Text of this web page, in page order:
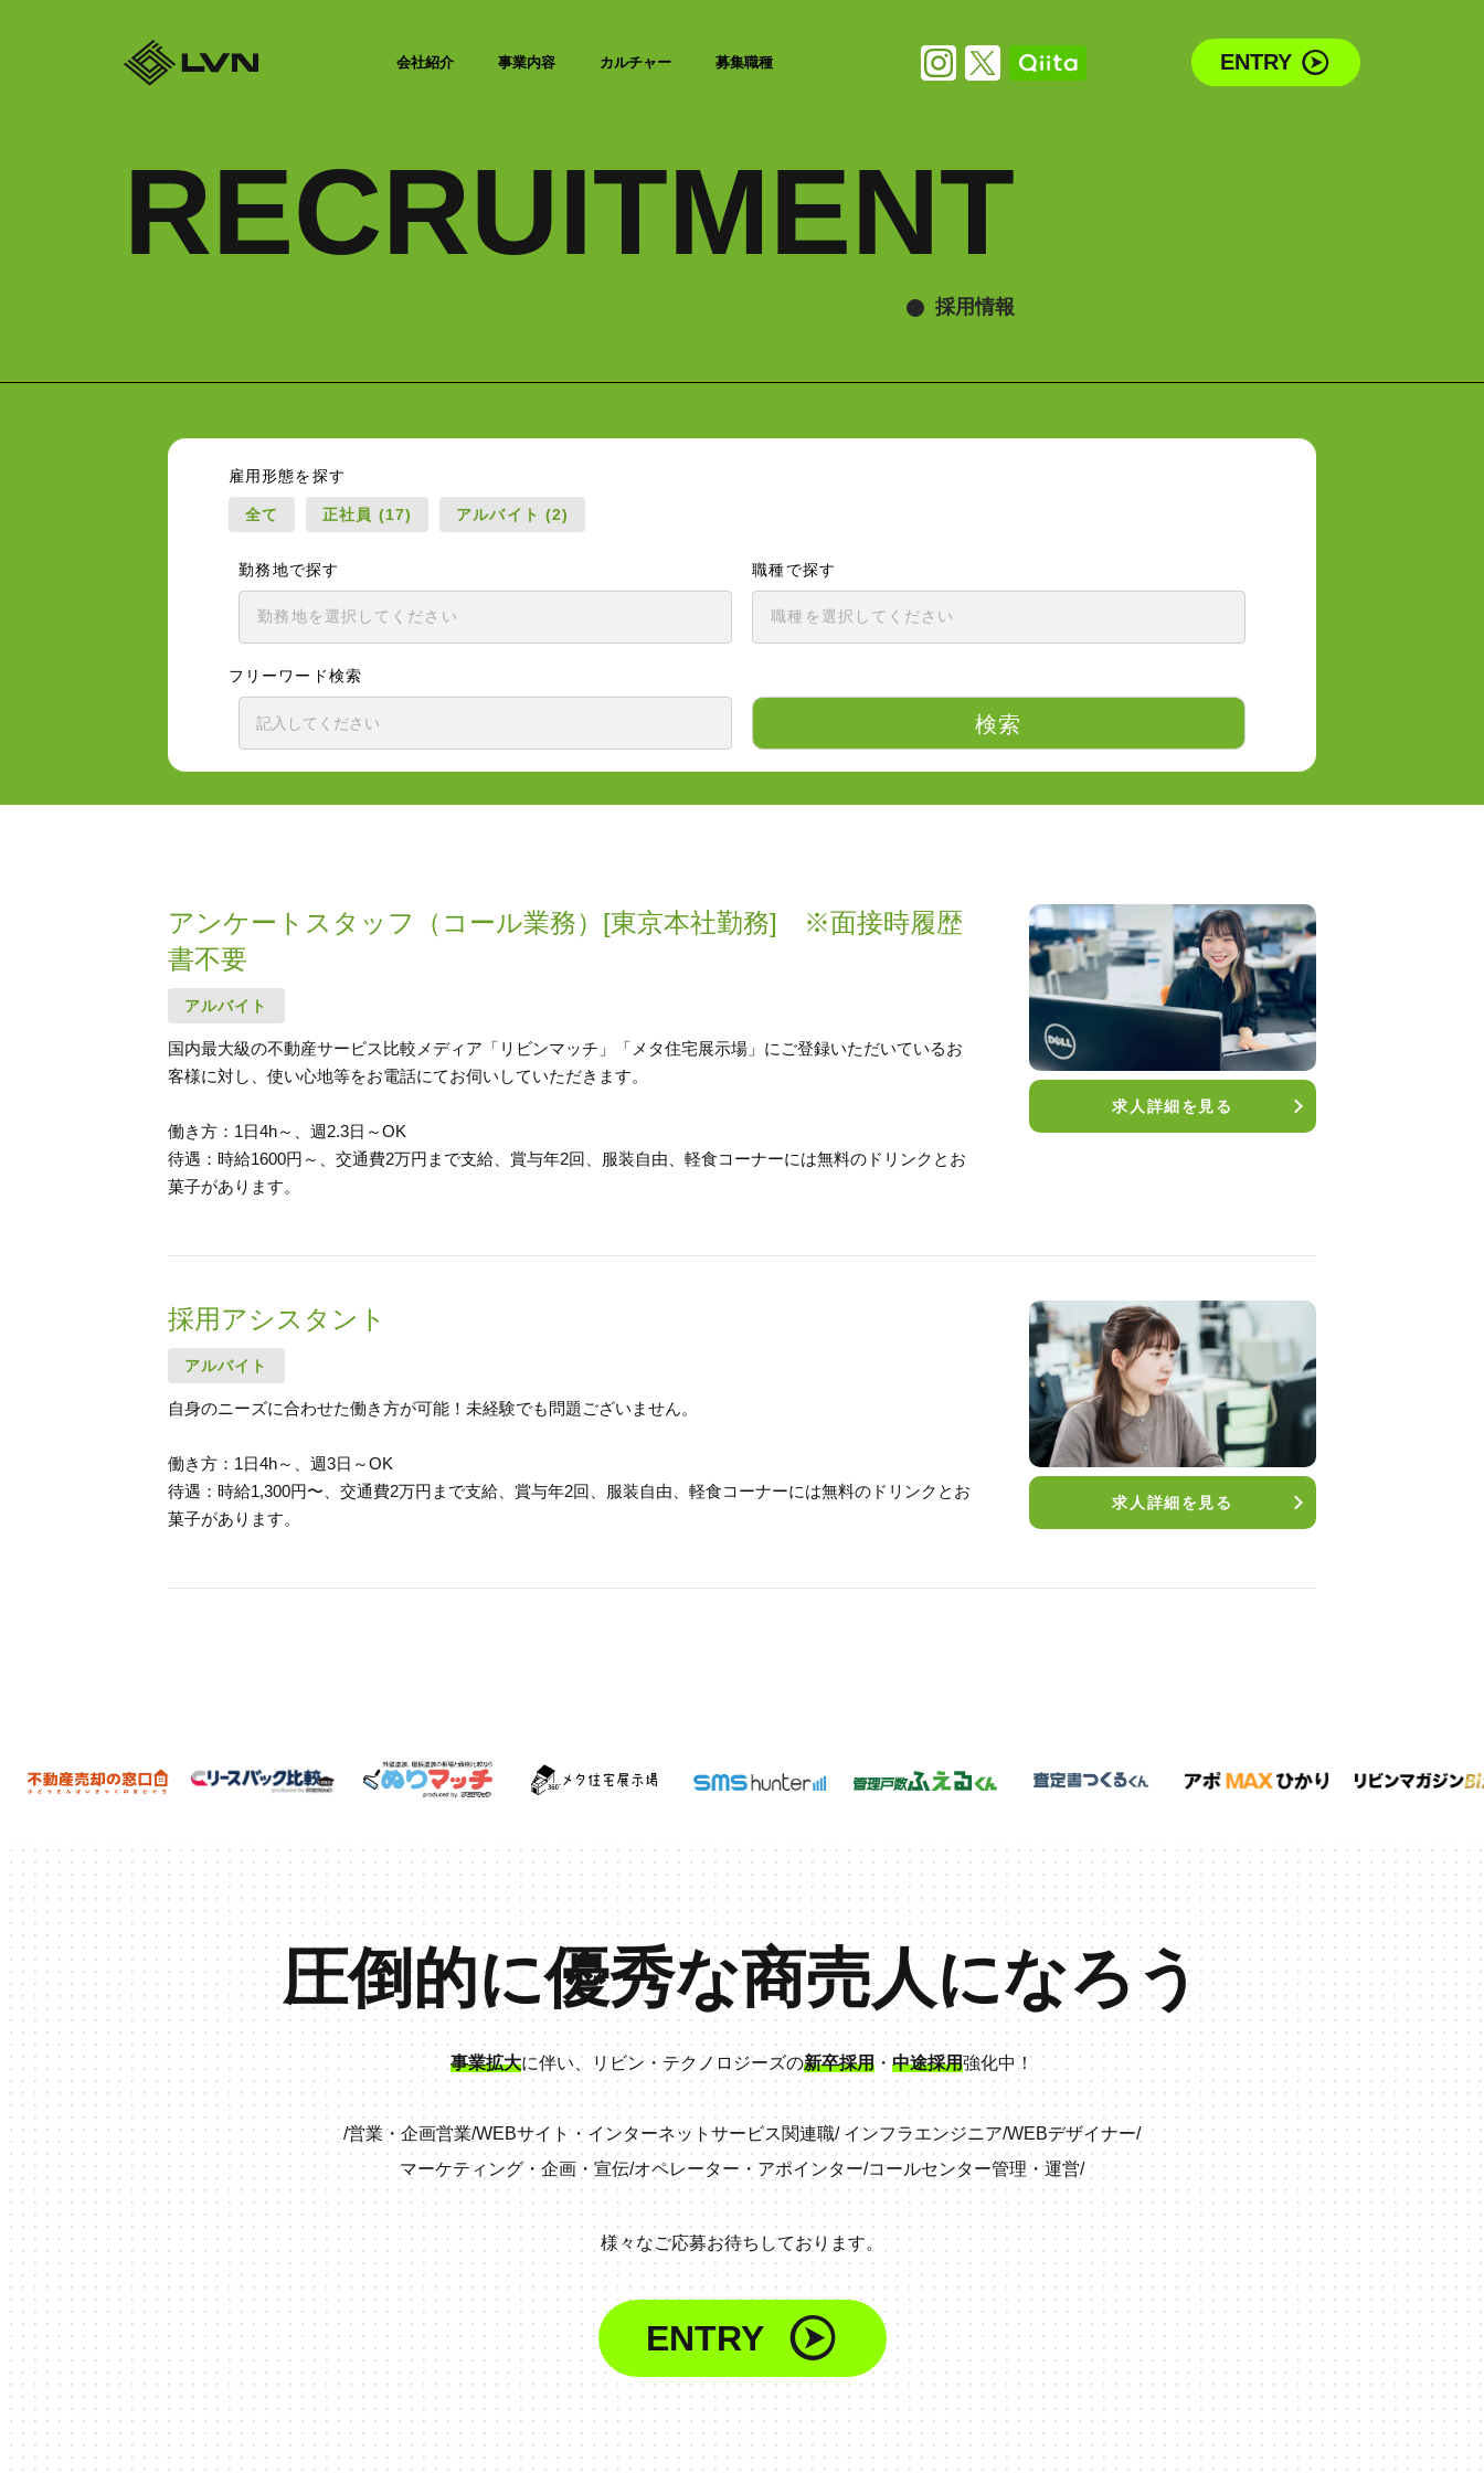
会社紹介 事業内容 カルチャー 募集職種 ENTRY
RECRUITMENT
採用情報
雇用形態を探す
全て 正社員 (17) アルバイト (2)
勤務地で探す 職種で探す
フリーワード検索
アンケートスタッフ（コール業務）[東京本社勤務] ※面接時履歴
書不要
アルバイト
国内最大級の不動産サービス比較メディア「リビンマッチ」「メタ住宅展示場」にご登録いただいているお
客様に対し、使い心地等をお電話にてお伺いしていただきます。
働き方：1日4h～、週2.3日～OK
待遇：時給1600円～、交通費2万円まで支給、賞与年2回、服装自由、軽食コーナーには無料のドリンクとお
菓子があります。
求人詳細を見る
採用アシスタント
アルバイト
自身のニーズに合わせた働き方が可能！未経験でも問題ございません。
働き方：1日4h～、週3日～OK
待遇：時給1,300円〜、交通費2万円まで支給、賞与年2回、服装自由、軽食コーナーには無料のドリンクとお
菓子があります。
求人詳細を見る
圧倒的に優秀な商売人になろう
事業拡大に伴い、リビン・テクノロジーズの新卒採用 ・ 中途採用強化中！
/営業・企画営業/WEBサイト・インターネットサービス関連職/ インフラエンジニア/WEBデザイナー/
マーケティング・企画・宣伝/オペレーター・アポインター/コールセンター管理・運営/
様々なご応募お待ちしております。
ENTRY